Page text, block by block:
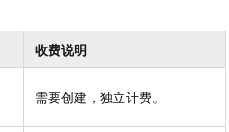
收费说明
需要创建，独立计费。